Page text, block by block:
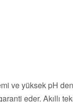
ve yüksek pH
eder. Akıllı